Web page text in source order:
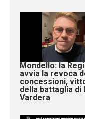
Mondello: la
avvia la revoca
concessioni,
della battaglia di
Vardera